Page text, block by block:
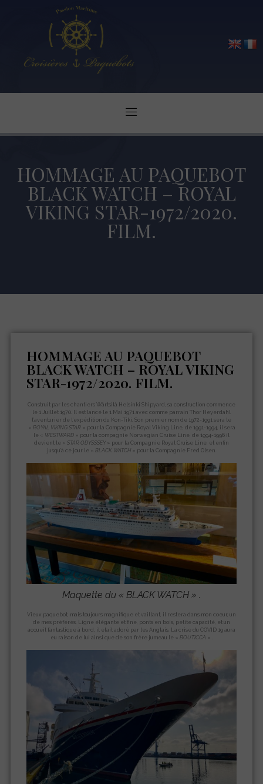
HOMMAGE AU PAQUEBOT
BLACK WATCH – ROYAL
VIKING STAR-1972/2020.
FILM.
HOMMAGE AU PAQUEBOT
BLACK WATCH – ROYAL VIKING
STAR-1972/2020. FILM.
Construit par les chantiers Wärtsilä Helsinki Shipyard, sa construction commence
le 1 Juillet 1970. Il est lancé le 1 Mai 1971 avec comme parrain Thor Heyerdahl
l’aventurier de l’expédition du Kon-Tiki. Son premier nom de 1972-1991 sera le
« ROYAL VIKING STAR » pour la Compagnie Royal Viking Line, de 1991-1994, il sera
le « WESTWARD » pour la compagnie Norwegian Cruise Line, de 1994-1996 il
devient le « STAR ODYSSSEY» pour la Compagnie Royal Cruise Line, et enfin
jusqu’à ce jour le « BLACK WATCH» pour la Compagnie Fred Olsen.
Maquette du « BLACK WATCH » .
Vieux paquebot, mais toujours magnifique et vaillant, il restera dans mon coeur, un
de mes préférés. Ligne élégante et fine, ponts en bois, petite capacité, et un
accueil fantastique à bord, il était adoré par les Anglais. La crise du COVID 19 aura
eu raison de lui ainsi que de son frère jumeau le «
BOUTICCA » .